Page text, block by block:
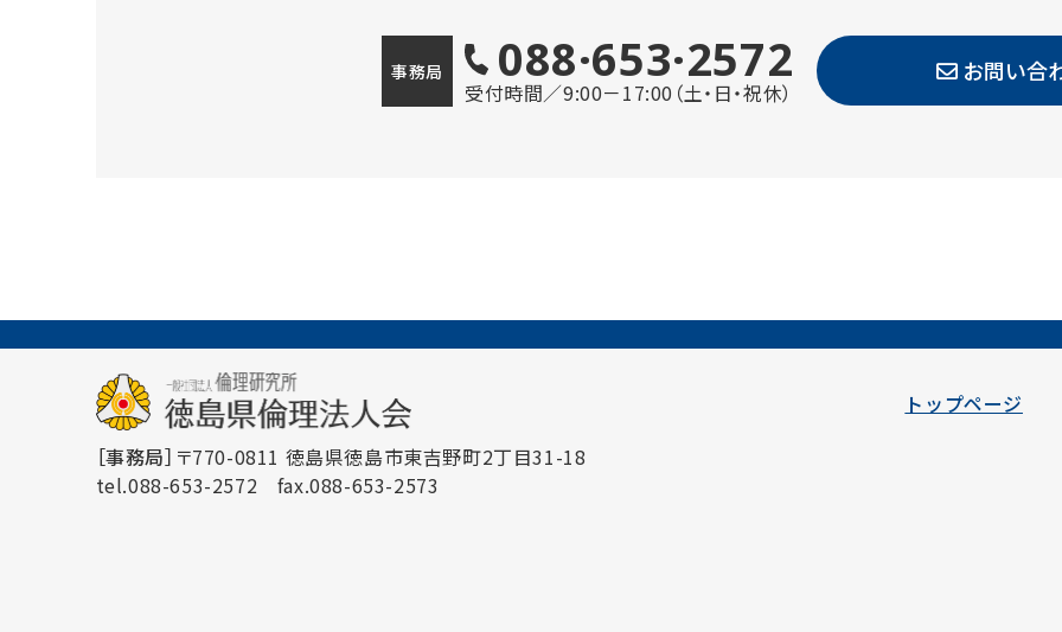
事務局 088·653·2572
受付時間／9:00－17:00（土・日・祝休）
お問い合
［事務局］ 〒770-0811 徳島県徳島市東吉野町2丁目31-18
tel.088-653-2572 fax.088-653-2573
トップページ